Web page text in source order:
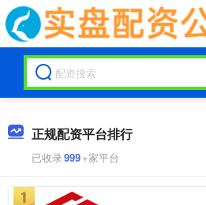
正规配资平台排行
已收录999+家平台